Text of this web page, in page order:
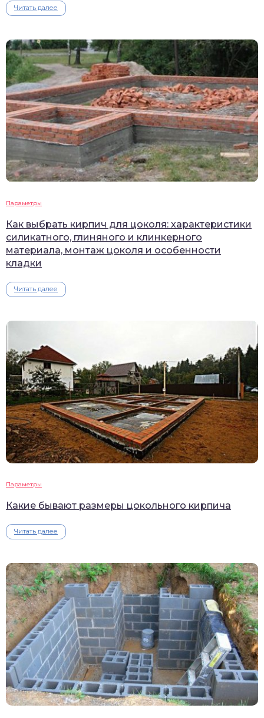
Читать далее
Параметры
Как выбрать кирпич для цоколя: характеристики
силикатного, глиняного и клинкерного
материала, монтаж цоколя и особенности
кладки
Читать далее
Параметры
Какие бывают размеры цокольного кирпича
Читать далее